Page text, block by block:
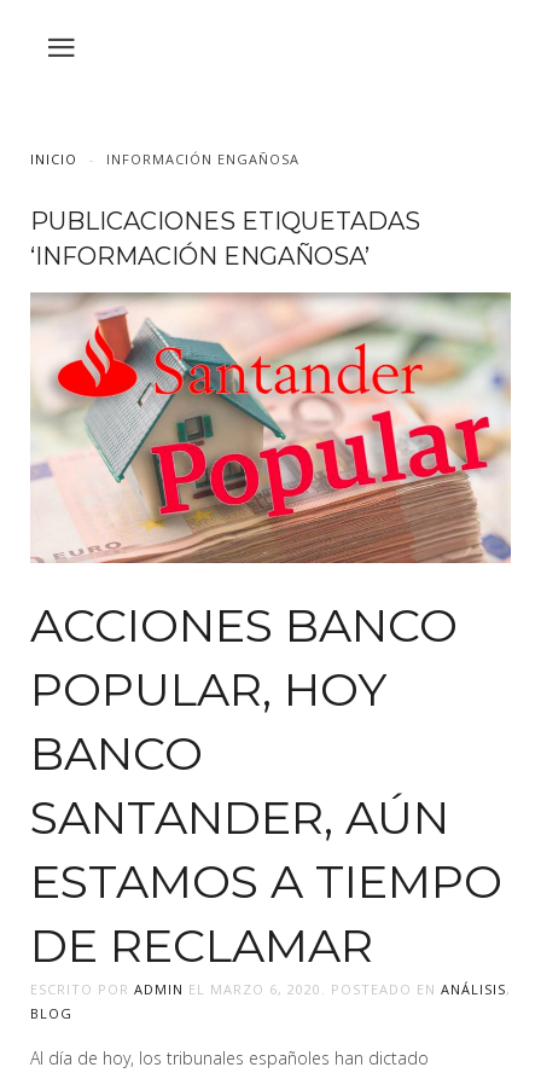
INICIO INFORMACIÓN ENGAÑOSA
PUBLICACIONES ETIQUETADAS
‘INFORMACIÓN ENGAÑOSA’
ACCIONES BANCO
POPULAR, HOY
BANCO
SANTANDER, AÚN
ESTAMOS A TIEMPO
DE RECLAMAR
ESCRITO POR ADMIN EL MARZO 6, 2020 . POSTEADO EN ANÁLISIS,
BLOG
Al día de hoy, los tribunales españoles han dictado